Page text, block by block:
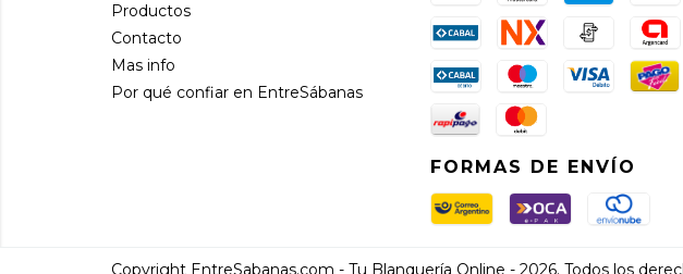
Productos
Contacto
Mas info
Por qué confiar en EntreSábanas
FORMAS DE ENVÍO
Copyright EntreSabanas.com - Tu Blanquería Online - 2026. Todos los